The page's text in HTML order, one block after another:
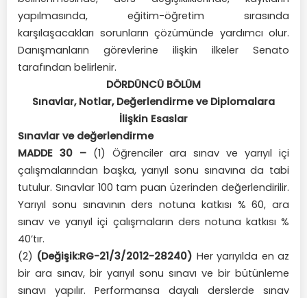
yapılmasında, eğitim-öğretim sırasında
karşılaşacakları sorunların çözümünde yardımcı olur.
Danışmanların görevlerine ilişkin ilkeler Senato
tarafından belirlenir.
DÖRDÜNCÜ BÖLÜM
Sınavlar, Notlar, Değerlendirme ve Diplomalara
İlişkin Esaslar
Sınavlar ve değerlendirme
MADDE 30 – (1) Öğrenciler ara sınav ve yarıyıl içi
çalışmalarından başka, yarıyıl sonu sınavına da tabi
tutulur. Sınavlar 100 tam puan üzerinden değerlendirilir.
Yarıyıl sonu sınavının ders notuna katkısı % 60, ara
sınav ve yarıyıl içi çalışmaların ders notuna katkısı %
40’tır.
(2) (Değişik:RG-21/3/2012-28240) Her yarıyılda en az
bir ara sınav, bir yarıyıl sonu sınavı ve bir bütünleme
sınavı yapılır. Performansa dayalı derslerde sınav